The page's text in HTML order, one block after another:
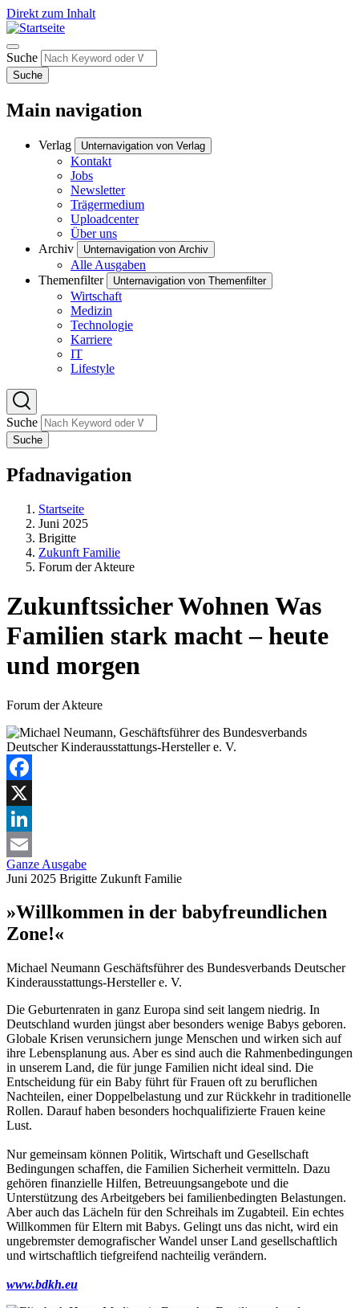
Direkt zum Inhalt
Suche
Suche
Main navigation
Verlag Unternavigation von Verlag
Kontakt
Jobs
Newsletter
Trägermedium
Uploadcenter
Über uns
Archiv
Unternavigation von Archiv
Alle Ausgaben
Themenfilter
Unternavigation von Themenfilter
Wirtschaft
Medizin
Technologie
Karriere
IT
Lifestyle
Suche
Suche
Pfadnavigation
Startseite
Juni 2025
Brigitte
Zukunft Familie
Forum der Akteure
Zukunftssicher Wohnen Was
Familien stark macht – heute
und morgen
Forum der Akteure
Facebook
X
LinkedIn
Email
Ganze Ausgabe
Juni 2025 Brigitte Zukunft Familie
»Willkommen in der babyfreundlichen
Zone!«
Michael Neumann Geschäftsführer des Bundesverbands Deutscher
Kinderausstattungs-Hersteller e. V.
Die Geburtenraten in ganz Europa sind seit langem niedrig. In
Deutschland wurden jüngst aber besonders wenige Babys geboren.
Globale Krisen verunsichern junge Menschen und wirken sich auf
ihre Lebensplanung aus. Aber es sind auch die Rahmenbedingungen
in unserem Land, die für junge Familien nicht ideal sind. Die
Entscheidung für ein Baby führt für Frauen oft zu beruflichen
Nachteilen, einer Doppelbelastung und zur Rückkehr in traditionelle
Rollen. Darauf haben besonders hochqualifizierte Frauen keine
Lust.
Nur gemeinsam können Politik, Wirtschaft und Gesellschaft
Bedingungen schaffen, die Familien Sicherheit vermitteln. Dazu
gehören finanzielle Hilfen, Betreuungsangebote und die
Unterstützung des Arbeitgebers bei familienbedingten Belastungen.
Aber auch das Lächeln für den Schreihals im Zugabteil. Ein echtes
Willkommen für Eltern mit Babys. Gelingt uns das nicht, wird ein
ungebremster demografischer Wandel unser Land gesellschaftlich
und wirtschaftlich tiefgreifend nachteilig verändern.
www.bdkh.eu